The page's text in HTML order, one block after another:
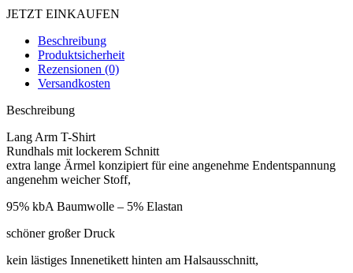
JETZT EINKAUFEN
Beschreibung
Produktsicherheit
Rezensionen (0)
Versandkosten
Beschreibung
Lang Arm T-Shirt
Rundhals mit lockerem Schnitt
extra lange Ärmel konzipiert für eine angenehme Endentspannung
angenehm weicher Stoff,
95% kbA Baumwolle – 5% Elastan
schöner großer Druck
kein lästiges Innenetikett hinten am Halsausschnitt,